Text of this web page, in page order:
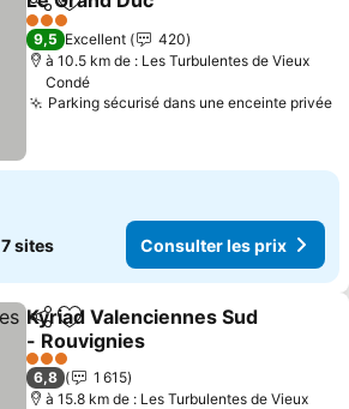
PartagerAjouter à mes favoris
3 Étoiles
9,5 Excellent
420
à 10.5 km de : Les Turbulentes de Vieux
Condé
Parking sécurisé dans une enceinte privée
7 sites Consulter les prix
PartagerAjouter à mes favoris
Kyriad Valenciennes Sud
- Rouvignies
Consulter les prix
3 Étoiles
6,8
1 615
à 15.8 km de : Les Turbulentes de Vieux